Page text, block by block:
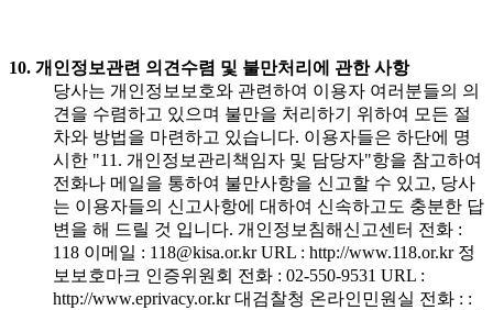
10. 개인정보관련 의견수렴 및 불만처리에 관한 사항
당사는 개인정보보호와 관련하여 이용자 여러분들의 의
견을 수렴하고 있으며 불만을 처리하기 위하여 모든 절
차와 방법을 마련하고 있습니다. 이용자들은 하단에 명
시한 "11. 개인정보관리책임자 및 담당자"항을 참고하여
전화나 메일을 통하여 불만사항을 신고할 수 있고, 당사
는 이용자들의 신고사항에 대하여 신속하고도 충분한 답
변을 해 드릴 것 입니다. 개인정보침해신고센터 전화 :
118 이메일 : 118@kisa.or.kr URL : http://www.118.or.kr 정
보보호마크 인증위원회 전화 : 02-550-9531 URL :
http://www.eprivacy.or.kr 대검찰청 온라인민원실 전화 : :